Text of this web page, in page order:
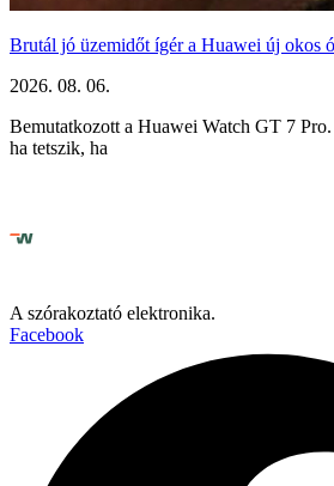
Brutál jó üzemidőt ígér a Huawei új okos
2026. 08. 06.
Bemutatkozott a Huawei Watch GT 7
ha tetszik, ha
A szórakoztató elektronika.
Facebook